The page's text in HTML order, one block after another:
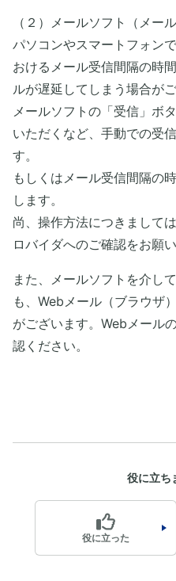
（２）メールソフト（メー
パソコンやスマートフォン
おけるメール受信間隔の時
ルが遅延してしまう場合がご
メールソフトの「受信」ボ
いただくなど、手動での受
す。
もしくはメール受信間隔の
します。
尚、操作方法につきまして
ロバイダへのご確認をお願
また、メールソフトを介し
も、Webメール（ブラウザ
がございます。Webメール
認ください。
役に立ち
役に立った